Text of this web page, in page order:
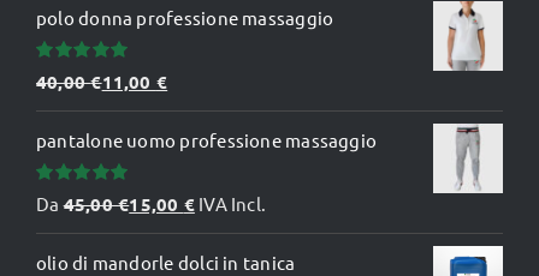
polo donna professione massaggio
Valutato
5.00su 5
40,00€11,00 €
pantalone uomo professione massaggio
Valutato
5.00su 5
Da45,00€15,00 €IVA Incl.
olio di mandorle dolci in tanica